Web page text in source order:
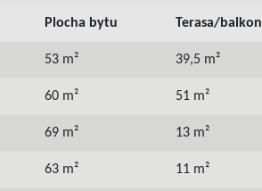
Plocha bytu Terasa/balkon
53 m² 39,5 m²
60 m² 51 m²
69 m² 13 m²
63 m² 11 m²